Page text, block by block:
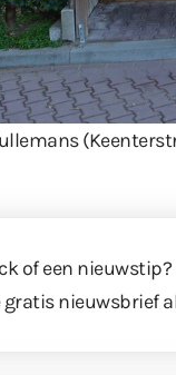
of een nieuwstip?
gratis nieuwsbrief